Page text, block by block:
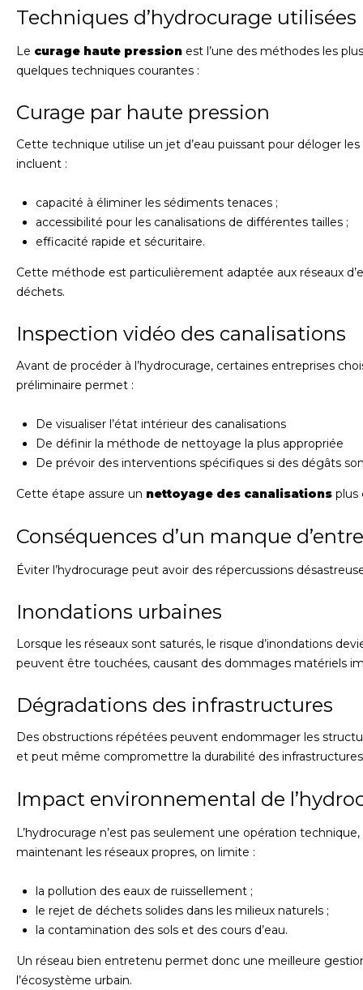
Techniques d’hydrocurage utilisées
Le curage haute pression est l’une des méthodes les
quelques techniques courantes :
Curage par haute pression
Cette technique utilise un jet d’eau puissant pour déloger
incluent :
capacité à éliminer les sédiments tenaces ;
accessibilité pour les canalisations de différentes tailles ;
efficacité rapide et sécuritaire.
Cette méthode est particulièrement adaptée aux réseaux
déchets.
Inspection vidéo des canalisations
Avant de procéder à l’hydrocurage, certaines entreprises
préliminaire permet :
De visualiser l’état intérieur des canalisations
De définir la méthode de nettoyage la plus appropriée
De prévoir des interventions spécifiques si des dégâts
Cette étape assure un nettoyage des canalisations plus
Conséquences d’un manque
Éviter l’hydrocurage peut avoir des répercussions
Inondations urbaines
Lorsque les réseaux sont saturés, le risque d’inondations
peuvent être touchées, causant des dommages matériels
Dégradations des infrastructures
Des obstructions répétées peuvent endommager les
et peut même compromettre la durabilité des
Impact environnemental de
L’hydrocurage n’est pas seulement une opération
maintenant les réseaux propres, on limite :
la pollution des eaux de ruissellement ;
le rejet de déchets solides dans les milieux naturels ;
la contamination des sols et des cours d’eau.
Un réseau bien entretenu permet donc une meilleure
l’écosystème urbain.